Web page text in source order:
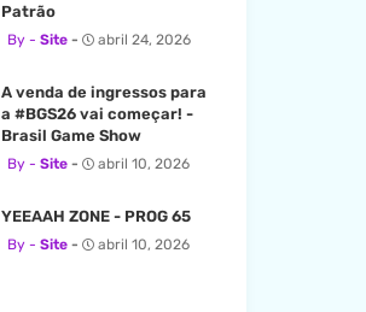
Patrão
Site abril 24, 2026
A venda de ingressos para
a #BGS26 vai começar! -
Brasil Game Show
Site abril 10, 2026
YEEAAH ZONE - PROG 65
Site abril 10, 2026